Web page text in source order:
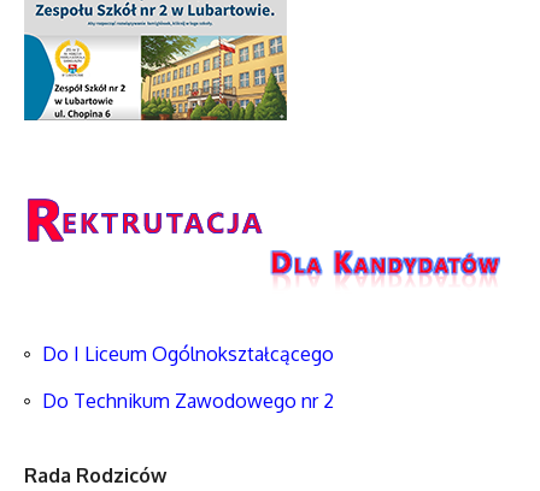
Do I Liceum Ogólnokształcącego
Do Technikum Zawodowego nr 2
Rada Rodziców